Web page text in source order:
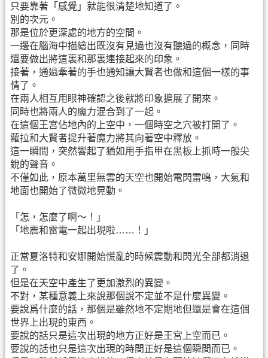
只要靠著「感覺」就能很清楚地知道了。
別的次元。
那是位於更深處的地方的空間。
一邊在腦海中描繪出既沒有見過也沒有聽過的概念，同時
還要做出將這裏和那裏連接起來的印象。
接著，通過牽著的手也通知讓大賢者也做和這個一樣的事
情了。
在兩人相互用眼神確認之後就將印象擴展了開來。
同時也將兩人的魔力混合到了一起。
在這個王宮佔地內的上空中，一個時空之穴被打開了。
蘿拉和大賢者提升著魔力將其向著空中釋放。
這一瞬間，突然響起了猶如用手指甲在黑板上抓時一般尖
銳的聲音。
不僅如此，原本萬里無雲的天空也開始電閃雷鳴，大氣和
地面也開始了微微地晃動。
「怎，怎麼了啊～！」
「地震和雷電一起出現啦……！」
正當夏洛特和安娜開始慌亂的時候震動和閃光全部都消退
了。
但是在天空中產生了更加激烈的異變。
不對，某種意義上來說那個說不定並不是什麼異變。
要說爲什麼的話，那個是雖然地不定期地但還是會在這個
世界上出現的東西。
要說的話只是這次出現的地方正好是王宮上空而已。
要說的話也只是這次出現的時間正好是這個瞬間而已。